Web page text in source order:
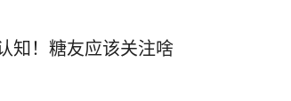
知！糖友应该关注啥